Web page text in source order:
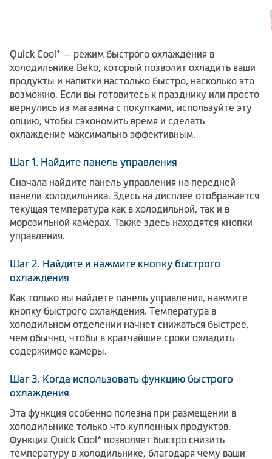
Quick Cool* — режим быстрого охлаждения в
холодильнике Beko, который позволит охладить ваши
продукты и напитки настолько быстро, насколько это
возможно. Если вы готовитесь к празднику или просто
вернулись из магазина с покупками, используйте эту
опцию, чтобы сэкономить время и сделать
охлаждение максимально эффективным.
Шаг 1. Найдите панель управления
Сначала найдите панель управления на передней
панели холодильника. Здесь на дисплее отображается
текущая температура как в холодильной, так и в
морозильной камерах. Также здесь находятся кнопки
управления.
Шаг 2. Найдите и нажмите кнопку быстрого
охлаждения
Как только вы найдете панель управления, нажмите
кнопку быстрого охлаждения. Температура в
холодильном отделении начнет снижаться быстрее,
чем обычно, чтобы в кратчайшие сроки охладить
содержимое камеры.
Шаг 3. Когда использовать функцию быстрого
охлаждения
Эта функция особенно полезна при размещении в
холодильнике только что купленных продуктов.
Функция Quick Cool* позволяет быстро снизить
температуру в холодильнике, благодаря чему ваши